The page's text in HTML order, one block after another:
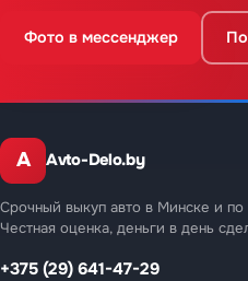
Фото в мессенджер
A Avto-Delo.by
Срочный выкуп авто в Минске и по
Честная оценка, деньги в день
+375 (29) 641-47-29